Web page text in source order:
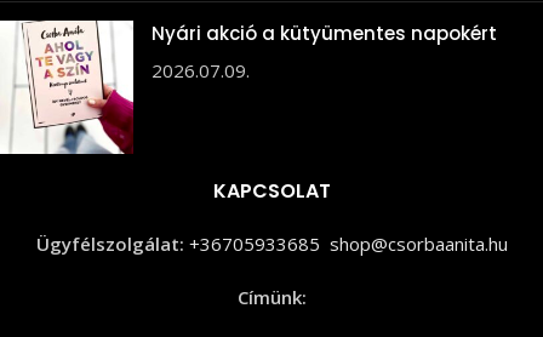
Nyári akció a kütyümentes napokért
2026.07.09.
KAPCSOLAT
Ügyfélszolgálat: +36705933685 shop@csorbaanita.hu
Címünk: